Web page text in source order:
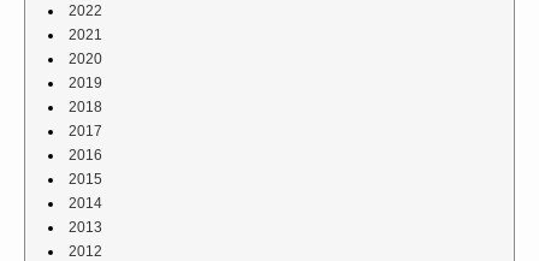
2022
2021
2020
2019
2018
2017
2016
2015
2014
2013
2012